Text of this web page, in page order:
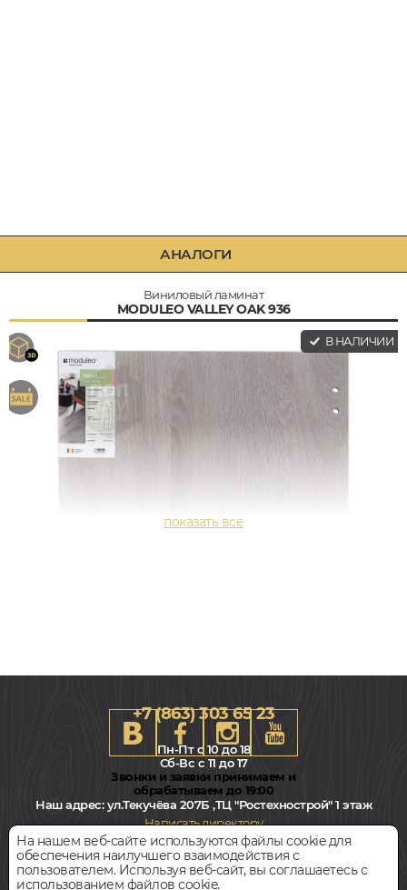
АНАЛОГИ
Виниловый ламинат
MODULEO VALLEY OAK 936
В НАЛИЧИИ
189x1251, 5мм
Дуб, Однополосный, Водостойкий
20%
Цена за 1 м²
3 740 РУБ.
2 992руб.
+7 (863) 303 65 23
Пн-Пт с 10 до 18
Сб-Вс с 11 до 17
Звонки и заявки принимаем и
обрабатываем до 19:00
Наш адрес:ул.Текучёва 207Б ,ТЦ "Ростехнострой" 1 этаж
Написать директору
Всегда свободная парковка
На нашем веб-сайте используются файлы cookie для
обеспечения наилучшего взаимодействия с
пользователем. Используя веб-сайт, вы соглашаетесь с
использованием файлов cookie.